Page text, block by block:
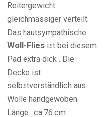
Reitergewicht
gleichmässiger verteilt.
Das hautsympathische
Woll-Flies ist bei diesem
Pad extra dick . Die
Decke ist
selbstverständlich aus
Wolle handgewoben.
Länge : ca.76 cm